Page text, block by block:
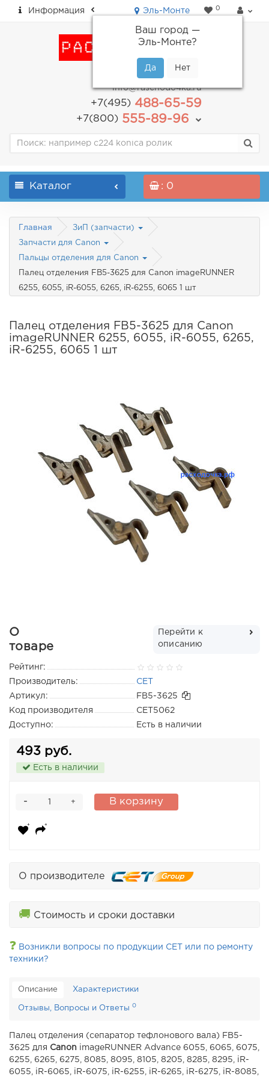
Информация Эль-Монте
Ваш город —
Эль-Монте?
0
пн-пт: с 9.00 до 18.00
info@raschodo4ka.ru
+7(495)488-65-59
+7(800)555-89-96
Каталог : 0
Главная ЗиП (запчасти)
Запчасти для Canon
Пальцы отделения для Canon
Палец отделения FB5-3625 для Canon imageRUNNER
6255, 6055, iR-6055, 6265, iR-6255, 6065 1 шт
Палец отделения FB5-3625 для Canon
imageRUNNER 6255, 6055, iR-6055, 6265,
iR-6255, 6065 1 шт
О
товаре
Перейти к
описанию
Рейтинг:
Производитель:
CET
Артикул:
FB5-3625
Код производителя
CET5062
Доступно:
Есть в наличии
493 руб.
Есть в наличии
+
- В корзину
О производителе
🚚 Стоимость и сроки доставки
❓ Возникли вопросы по продукции CET или по ремонту
техники?
Описание Характеристики
Отзывы, Вопросы и Ответы 0
Палец отделения (сепаратор тефлонового вала) FB5-
3625 для Canon imageRUNNER Advance 6055, 6065, 6075,
6255, 6265, 6275, 8085, 8095, 8105, 8205, 8285, 8295, iR-
6055, iR-6065, iR-6075, iR-6255, iR-6265, iR-6275, iR-8085,